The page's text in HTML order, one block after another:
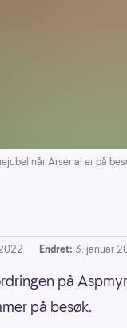
når Arsenal er på
Endret: 3. januar
på
på besøk.